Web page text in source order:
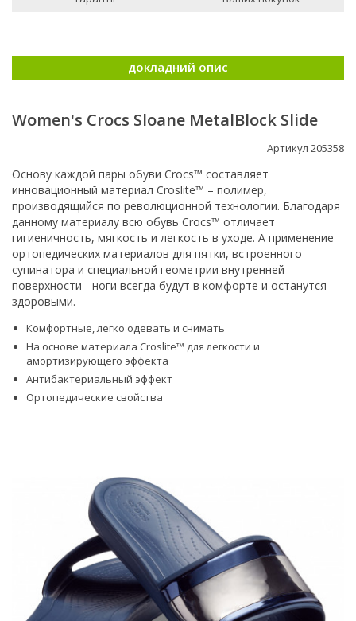
докладний опис
Women's Crocs Sloane MetalBlock Slide
Артикул 205358
Основу каждой пары обуви Crocs™ составляет
инновационный материал Croslite™ – полимер,
производящийся по революционной технологии. Благодаря
данному материалу всю обувь Crocs™ отличает
гигиеничность, мягкость и легкость в уходе. А применение
ортопедических материалов для пятки, встроенного
супинатора и специальной геометрии внутренней
поверхности - ноги всегда будут в комфорте и останутся
здоровыми.
Комфортные, легко одевать и снимать
На основе материала Croslite™ для легкости и
амортизирующего эффекта
Антибактериальный эффект
Ортопедические свойства